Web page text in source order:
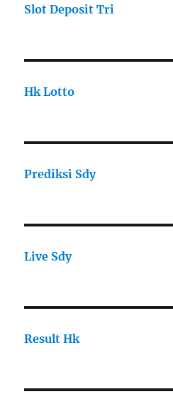
Slot Deposit Tri
Hk Lotto
Prediksi Sdy
Live Sdy
Result Hk